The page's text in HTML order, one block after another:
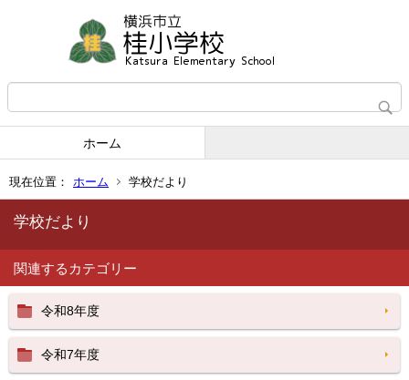
ホーム
現在位置： ホーム 学校だより
学校だより
関連するカテゴリー
令和8年度
令和7年度